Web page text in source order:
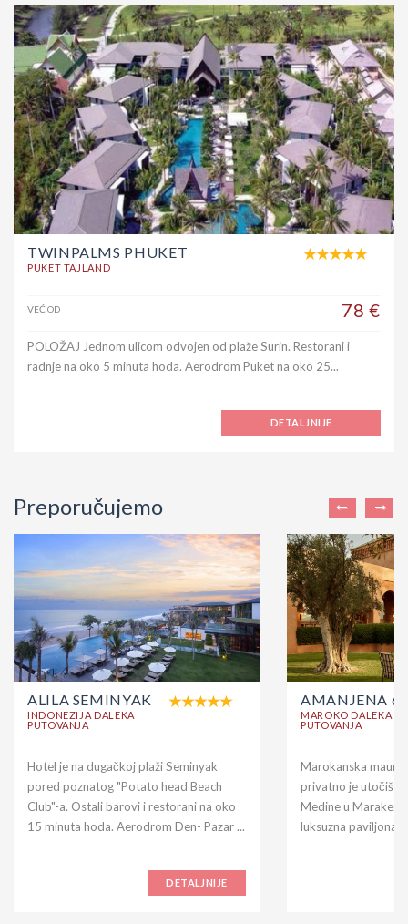
TWINPALMS PHUKET
PUKET TAJLAND
VEĆ OD 78 €
POLOŽAJ Jednom ulicom odvojen od plaže Surin. Restorani i
radnje na oko 5 minuta hoda. Aerodrom Puket na oko 25...
DETALJNIJE
Preporučujemo
ALILA SEMINYAK
INDONEZIJA DALEKA
PUTOVANJA
Hotel je na dugačkoj plaži Seminyak
pored poznatog "Potato head Beach
Club"-a. Ostali barovi i restorani na oko
15 minuta hoda. Aerodrom Den- Pazar ...
DETALJNIJE
AMANJENA 6*
MAROKO DALEKA
PUTOVANJA
Marokanska
privatno je utočište
Medine u
luksuzna paviljona i